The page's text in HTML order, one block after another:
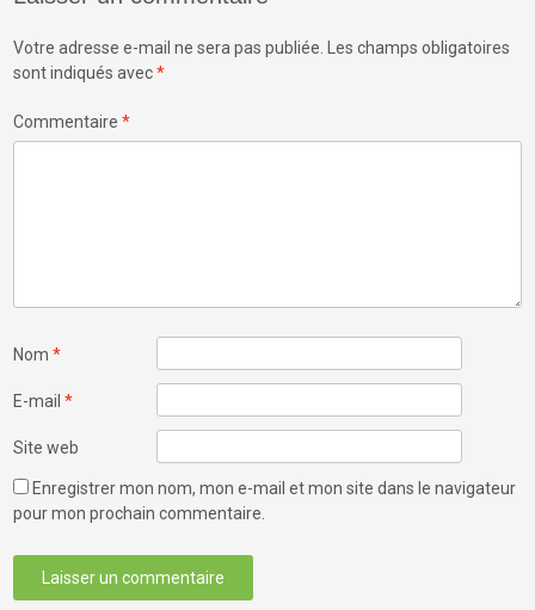
Votre adresse e-mail ne sera pas publiée.
Les champs obligatoires
sont indiqués avec*
Commentaire*
Nom*
E-mail*
Site web
Enregistrer mon nom, mon e-mail et mon site dans le navigateur
pour mon prochain commentaire.